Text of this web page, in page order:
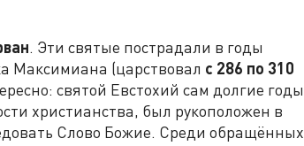
. Эти святые пострадали в годы
Максимиана (царствовал с 286 по 310
святой Евстохий сам долгие годы
христианства, был рукоположен в
Слово Божие. Среди обращённых